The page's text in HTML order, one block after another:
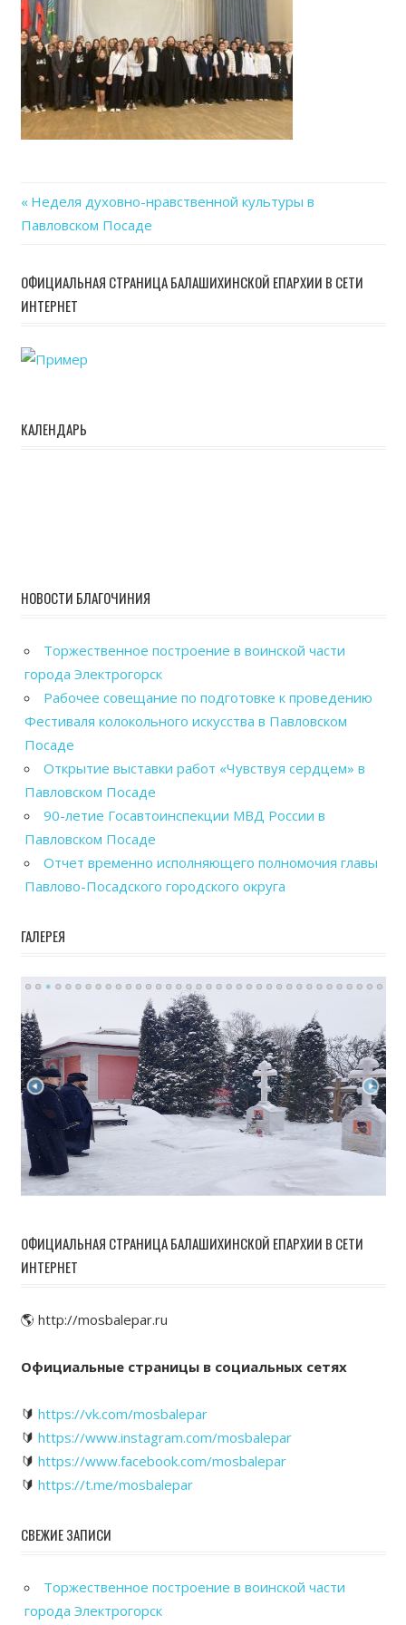
Навигация
записям
Previous
Post:
Неделя духовно-нравственной культуры в
Павловском Посаде
ОФИЦИАЛЬНАЯ СТРАНИЦА БАЛАШИХИНСКОЙ ЕПАРХИИ В СЕТИ
ИНТЕРНЕТ
КАЛЕНДАРЬ
НОВОСТИ БЛАГОЧИНИЯ
Торжественное построение в воинской части
города Электрогорск
Рабочее совещание по подготовке к проведению
Фестиваля колокольного искусства в Павловском
Посаде
Открытие выставки работ «Чувствуя сердцем» в
Павловском Посаде
90-летие Госавтоинспекции МВД России в
Павловском Посаде
Отчет временно исполняющего полномочия главы
Павлово-Посадского городского округа
ГАЛЕРЕЯ
ОФИЦИАЛЬНАЯ СТРАНИЦА БАЛАШИХИНСКОЙ ЕПАРХИИ В СЕТИ
ИНТЕРНЕТ
🌎 http://mosbalepar.ru
Официальные страницы в социальных сетях
🔰 https://vk.com/mosbalepar
🔰 https://www.instagram.com/mosbalepar
🔰 https://www.facebook.com/mosbalepar
🔰 https://t.me/mosbalepar
СВЕЖИЕ ЗАПИСИ
Торжественное построение в воинской части
города Электрогорск